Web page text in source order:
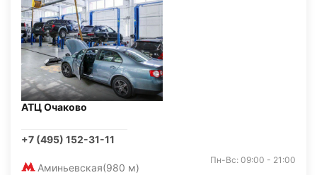
АТЦ Очаково
+7 (495) 152-31-11
Аминьевская(980 м)
Пн-Вс: 09:00 - 21:00